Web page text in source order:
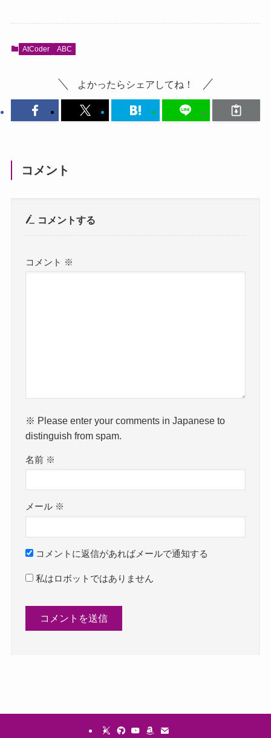
AtCoder ABC
よかったらシェアしてね！
コメント
コメントする
コメント ※
※ Please enter your comments in Japanese to
distinguish from spam.
名前 ※
メール ※
コメントに返信があればメールで通知する
私はロボットではありません